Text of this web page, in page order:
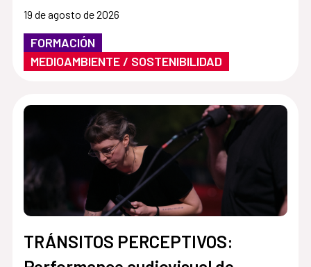
centros culturales”
19 de agosto de 2026
FORMACIÓN
MEDIOAMBIENTE / SOSTENIBILIDAD
TRÁNSITOS PERCEPTIVOS: